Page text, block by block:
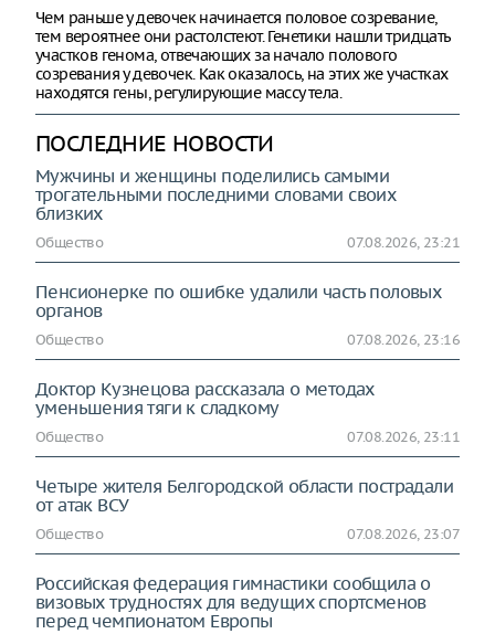
Чем раньше у девочек начинается половое созревание,
тем вероятнее они растолстеют. Генетики нашли тридцать
участков генома, отвечающих за начало полового
созревания у девочек. Как оказалось, на этих же участках
находятся гены, регулирующие массу тела.
ПОСЛЕДНИЕ НОВОСТИ
Мужчины и женщины поделились самыми
трогательными последними словами своих
близких
Общество 07.08.2026, 23:21
Пенсионерке по ошибке удалили часть половых
органов
Общество 07.08.2026, 23:16
Доктор Кузнецова рассказала о методах
уменьшения тяги к сладкому
Общество 07.08.2026, 23:11
Четыре жителя Белгородской области пострадали
от атак ВСУ
Общество 07.08.2026, 23:07
Российская федерация гимнастики сообщила о
визовых трудностях для ведущих спортсменов
перед чемпионатом Европы